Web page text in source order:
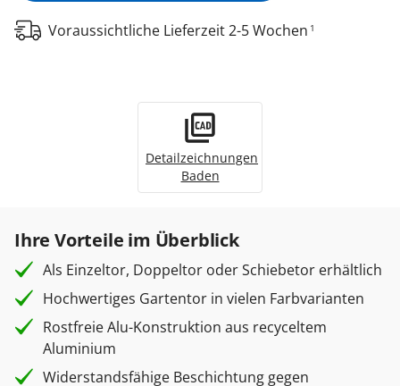
Voraussichtliche Lieferzeit 2-5 Wochen 1
Detailzeichnungen
Baden
Ihre Vorteile im Überblick
Als Einzeltor, Doppeltor oder Schiebetor erhältlich
Hochwertiges Gartentor in vielen Farbvarianten
Rostfreie Alu-Konstruktion aus recyceltem
Aluminium
Widerstandsfähige Beschichtung gegen